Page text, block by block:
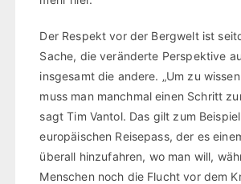
Der Respekt vor der Bergwelt ist
Sache, die veränderte Perspektive
insgesamt die andere. „Um zu
muss man manchmal einen Schritt
sagt Tim Vantol. Das gilt zum
europäischen Reisepass, der es
überall hinzufahren, wo man will,
Menschen noch die Flucht vor dem